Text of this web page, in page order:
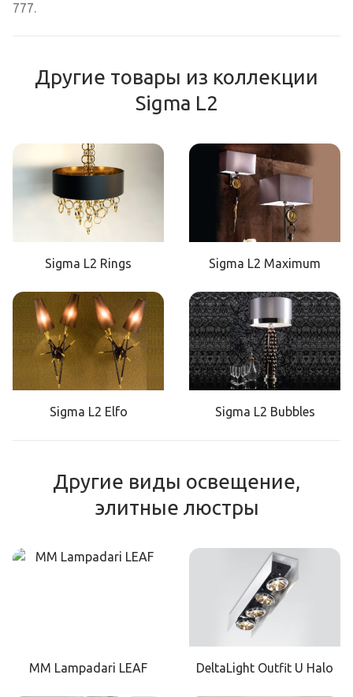
777.
Другие товары из коллекции
Sigma L2
Sigma L2 Rings Sigma L2 Maximum
Sigma L2 Elfo Sigma L2 Bubbles
Другие виды освещение,
элитные люстры
MM Lampadari LEAF DeltaLight Outfit U Halo